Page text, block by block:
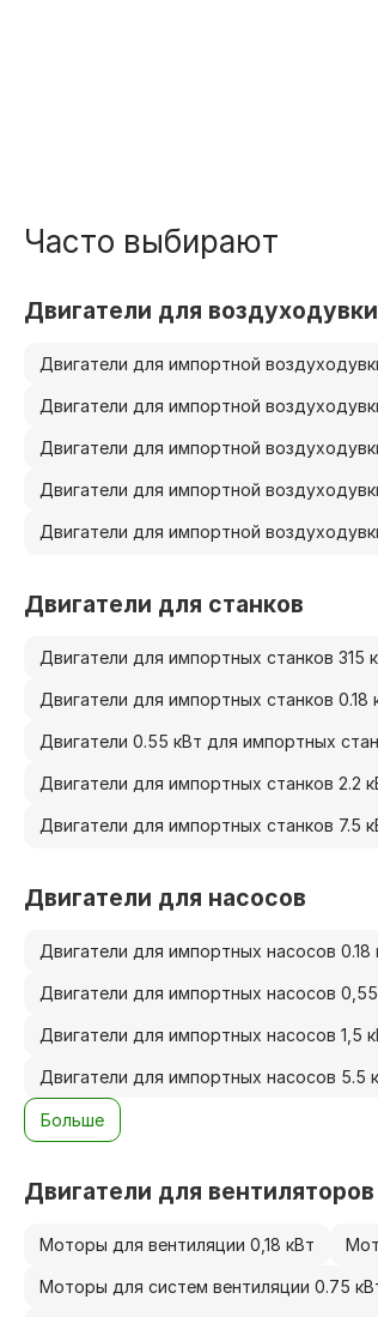
Часто выбирают
Двигатели для воздуходувки
Двигатели для импортной
Двигатели для импортной
Двигатели для импортной
Двигатели для импортной
Двигатели для импортной
Двигатели для станков
Двигатели для импортных станков 315
Двигатели для импортных станков 0.18
Двигатели 0.55 кВт для импортных
Двигатели для импортных станков 2.2
Двигатели для импортных станков 7.5
Двигатели для насосов
Двигатели для импортных насосов 0.18
Двигатели для импортных насосов
Двигатели для импортных насосов 1,5
Двигатели для импортных насосов 5.5
Больше
Двигатели для вентиляторов
Моторы для вентиляции 0,18 кВт
Моторы для систем вентиляции 0.75